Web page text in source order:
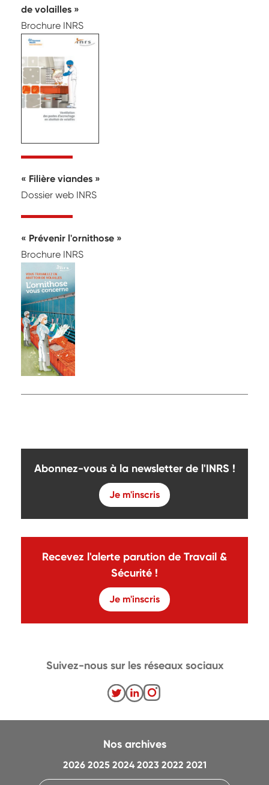
de volailles
Brochure INRS
Filière viandes
Dossier web INRS
Prévenir l'ornithose
Brochure INRS
Abonnez-vous à la newsletter de l'INRS !
Je m'inscris
Recevez l'alerte parution de Travail &
Sécurité !
Je m'inscris
Nos archives
2026 2025 2024 2023 2022 2021
Suivez-nous sur les réseaux sociaux